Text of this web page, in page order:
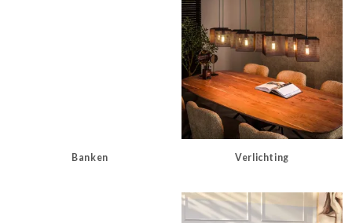
Banken Verlichting